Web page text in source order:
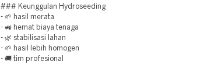
### Keunggulan Hydroseeding
- 🌱 hasil merata
- 🚜 hemat biaya tenaga
- 🌿 stabilisasi lahan
- 🌱 hasil lebih homogen
- 🚚 tim profesional